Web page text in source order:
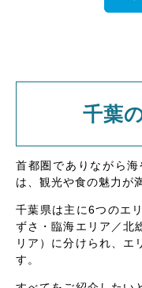
千葉
首都圏でありながら
は、観光や食の魅力が
千葉県は主に6つのエ
ずさ・臨海エリア／北
リア）に分けられ、エ
す。